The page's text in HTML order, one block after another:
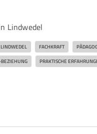
Lindwedel
LINDWEDEL FACHKRAFT
PRAKTISCHE